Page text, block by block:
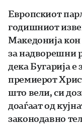
Европскиот
годишниот
Македонија
за надворешни
дека Бугарија е
премиерот
што вели, си
доаѓаат од
законодавно